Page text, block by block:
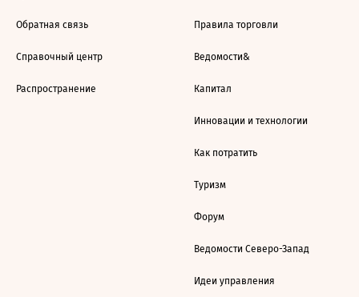
Обратная связь
Справочный центр
Распространение
Правила торговли
Ведомости&
Капитал
Инновации и технологии
Как потратить
Туризм
Форум
Ведомости Северо-Запад
Идеи управления